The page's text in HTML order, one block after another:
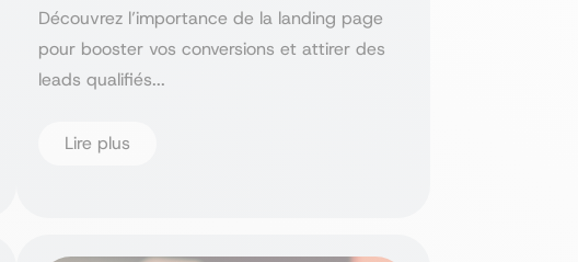
Découvrez l’importance de la landing page
pour booster vos conversions et attirer des
leads qualifiés...
Lire plus